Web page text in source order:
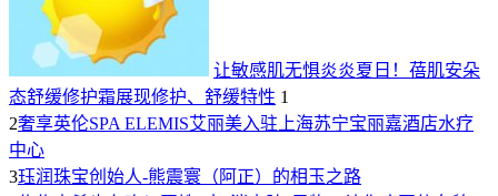
让敏感肌无惧炎炎夏日！蓓肌安朵
态舒缓修护霜展现修护、舒缓特性 1
2奢享英伦SPA ELEMIS艾丽美入驻上海苏宁宝丽嘉酒店水疗
中心
3珏润珠宝创始人-熊震寰（阿正）的相玉之路